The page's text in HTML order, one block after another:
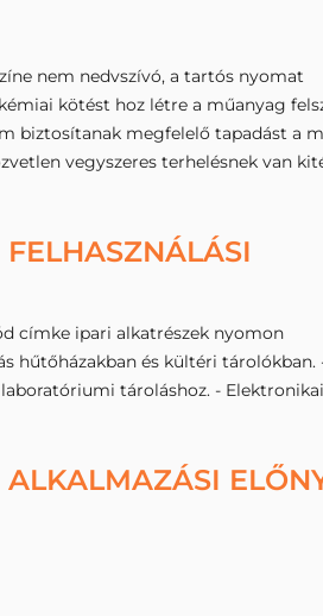
nem nedvszívó, a tartós nyomat
kötést hoz létre a műanyag
biztosítanak megfelelő tapadást a
vegyszeres terhelésnek van
címke ipari alkatrészek nyomon
hűtőházakban és kültéri tárolókban.
tároláshoz. -